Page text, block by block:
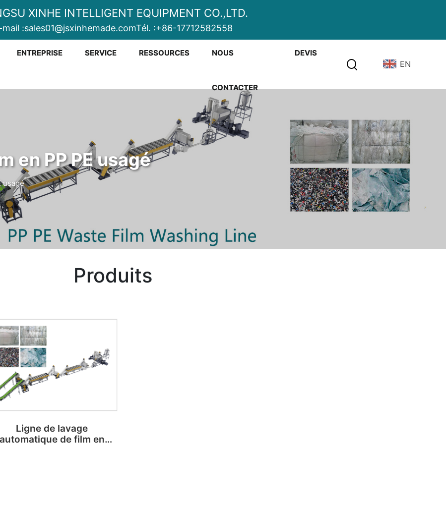
XINHE INTELLIGENT EQUIPMENT CO.,LTD.
mail :sales01@jsxinhemade.comTél. :+86-17712582558
ENTREPRISE SERVICE RESSOURCES NOUS
CONTACTER
DEVIS
EN
en PP PE usagé
usagé
Produits
Ligne de lavage
automatique de film en